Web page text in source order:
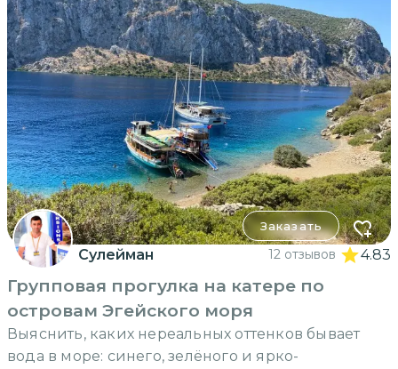
Заказать
Сулейман 12 отзывов 4.83
Групповая прогулка на катере по
островам Эгейского моря
Выяснить, каких нереальных оттенков бывает
вода в море: синего, зелёного и ярко-